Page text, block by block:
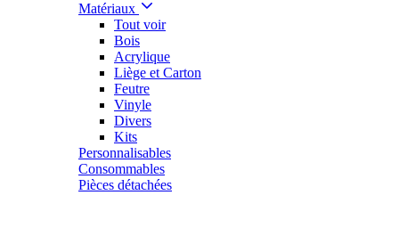
Matériaux
Tout voir
Bois
Acrylique
Liège et Carton
Feutre
Vinyle
Divers
Kits
Personnalisables
Consommables
Pièces détachées